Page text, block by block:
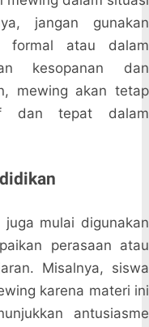
jangan gunakan
formal atau dalam
kesopanan dan
mewing akan tetap
dan tepat dalam
mulai digunakan
perasaan atau
Misalnya, siswa
karena materi ini
antusiasme